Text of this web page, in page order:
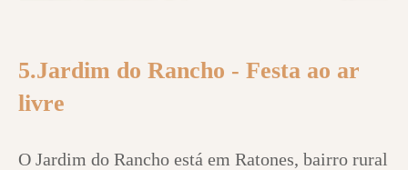
5.Jardim do Rancho - Festa ao ar
livre
O Jardim do Rancho está em Ratones, bairro rural